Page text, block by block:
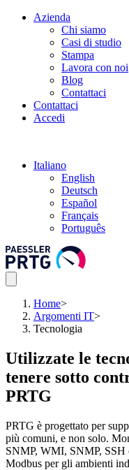
Azienda
Chi siamo
Casi di studio
Stampa
Lavora con noi
Blog
Contattaci
Contattaci
Accedi
Italiano
English
Deutsch
Español
Français
Português
Home>
Argomenti IT>
Tecnologia
Utilizzate le
tenere sotto
PRTG
PRTG è progettato per
più comuni, e non solo.
SNMP, WMI, SNMP,
Modbus per gli ambienti